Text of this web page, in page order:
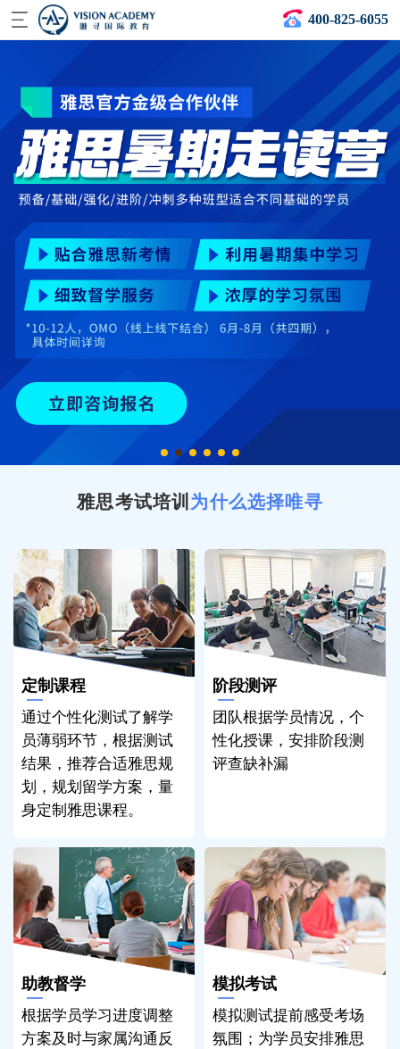
400-825-6055
雅思考试培训 为什么选择唯寻
定制课程
通过个性化测试了解学
员薄弱环节，根据测试
结果，推荐合适雅思规
划，规划留学方案，量
身定制雅思课程。
阶段测评
团队根据学员情况，个
性化授课，安排阶段测
评查缺补漏
助教督学
根据学员学习进度调整
方案及时与家属沟通反
模拟考试
模拟测试提前感受考场
氛围；为学员安排雅思